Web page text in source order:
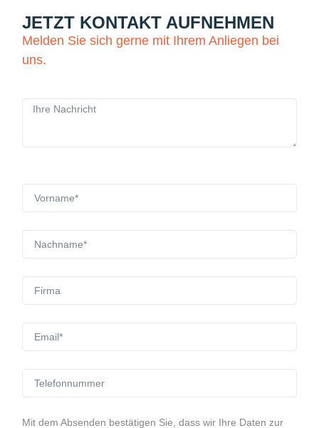
JETZT KONTAKT AUFNEHMEN
Melden Sie sich gerne mit Ihrem Anliegen bei
uns.
Mit dem Absenden bestätigen Sie, dass wir Ihre Daten zur